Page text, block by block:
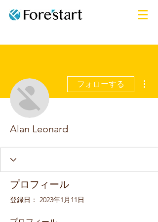
フォローする
Alan Leonard
プロフィール
登録日： 2023年1月11日